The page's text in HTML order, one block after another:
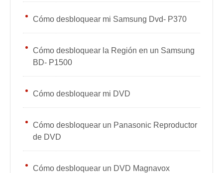
Cómo desbloquear mi Samsung Dvd- P370
Cómo desbloquear la Región en un Samsung
BD- P1500
Cómo desbloquear mi DVD
Cómo desbloquear un Panasonic Reproductor
de DVD
Cómo desbloquear un DVD Magnavox